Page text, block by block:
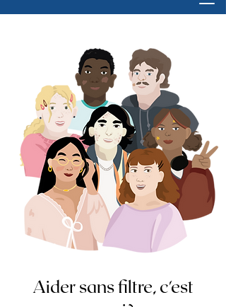
Aider sans filtre, c'est